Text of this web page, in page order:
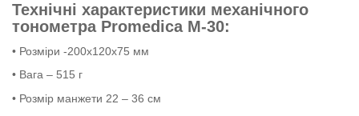
Технічні характеристики механічного
тонометра Promedica M-30:
• Розміри -200х120х75 мм
• Вага – 515 г
• Розмір манжети 22 – 36 см